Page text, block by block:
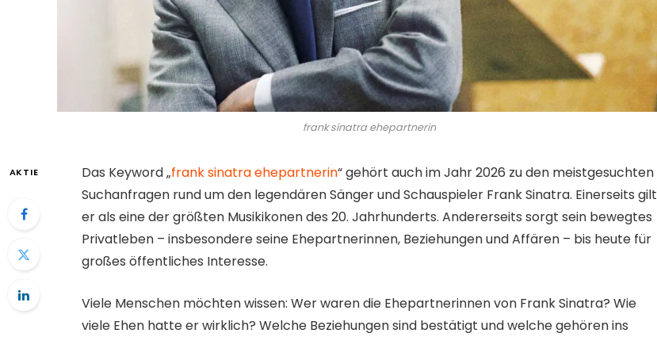
frank sinatra ehepartnerin
AKTIE Das Keyword „frank sinatra ehepartnerin“ gehört auch im Jahr 2026 zu den meistgesuchten
Suchanfragen rund um den legendären Sänger und Schauspieler Frank Sinatra. Einerseits gilt
er als eine der größten Musikikonen des 20. Jahrhunderts. Andererseits sorgt sein bewegtes
Privatleben – insbesondere seine Ehepartnerinnen, Beziehungen und Affären – bis heute für
großes öffentliches Interesse.
Viele Menschen möchten wissen: Wer waren die Ehepartnerinnen von Frank Sinatra? Wie
viele Ehen hatte er wirklich? Welche Beziehungen sind bestätigt und welche gehören ins